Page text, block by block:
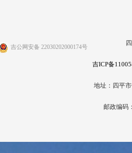
吉公网安备 22030202000174号
吉ICP备
地址：四平
邮政编码